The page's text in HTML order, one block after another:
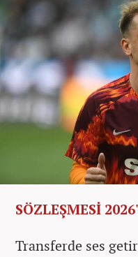
SÖZLEŞMESİ
Transferde ses